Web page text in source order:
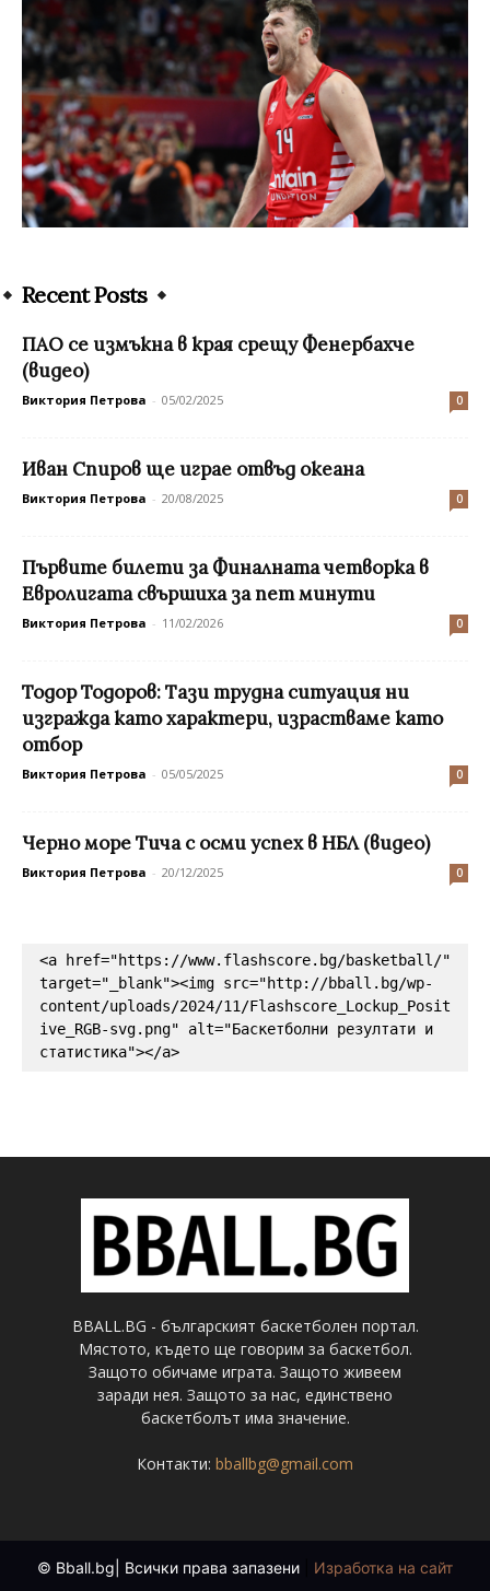
Recent Posts
ПАО се измъкна в края срещу Фенербахче
(видео)
Виктория Петрова - 05/02/2025 0
Иван Спиров ще играе отвъд океана
Виктория Петрова - 20/08/2025 0
Първите билети за Финалната четворка в
Евролигата свършиха за пет минути
Виктория Петрова - 11/02/2026 0
Тодор Тодоров: Тази трудна ситуация ни
изгражда като характери, израстваме като
отбор
Виктория Петрова - 05/05/2025 0
Черно море Тича с осми успех в НБЛ (видео)
Виктория Петрова - 20/12/2025 0
<a href="https://www.flashscore.bg/basketball/"
target="_blank"><img src="http://bball.bg/wp-
content/uploads/2024/11/Flashscore_Lockup_Posit
ive_RGB-svg.png" alt="Баскетболни резултати и
статистика"></a>
BBALL.BG - българският баскетболен портал.
Мястото, където ще говорим за баскетбол.
Защото обичаме играта. Защото живеем
заради нея. Защото за нас, единствено
баскетболът има значение.
Контакти: bballbg@gmail.com
© Bball.bg| Всички права запазени Изработка на сайт